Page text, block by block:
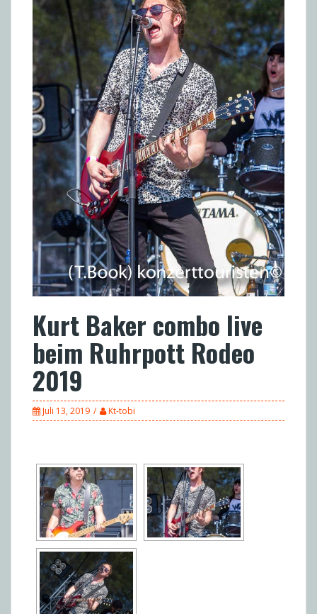
Kurt Baker combo live
beim Ruhrpott Rodeo
2019
Juli 13, 2019 Kt-tobi